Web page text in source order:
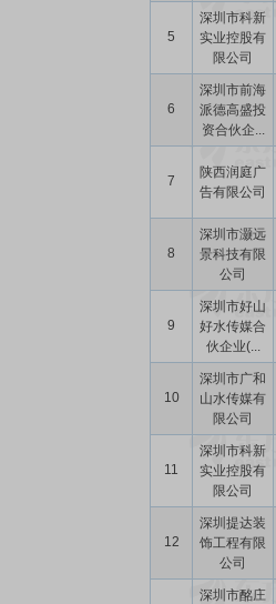
5
深圳市科新
实业控股有
限公司
6
深圳市前海
派德高盛投
资合伙企...
7
陕西润庭广
告有限公司
8
深圳市灏远
景科技有限
公司
9
深圳市好山
好水传媒合
伙企业(...
10
深圳市广和
山水传媒有
限公司
11
深圳市科新
实业控股有
限公司
12
深圳提达装
饰工程有限
公司
深圳市酩庄